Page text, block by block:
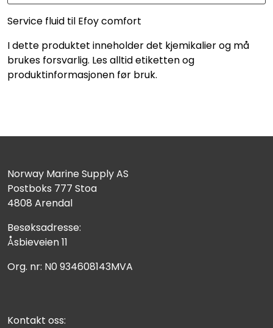
Service fluid til Efoy comfort
I dette produktet inneholder det kjemikalier og må
brukes forsvarlig. Les alltid etiketten og
produktinformasjonen før bruk.
Norway Marine Supply AS
Postboks 777 Stoa
4808 Arendal
Besøksadresse:
Åsbieveien 11
Org. nr: N0 934608143MVA
Kontakt oss: